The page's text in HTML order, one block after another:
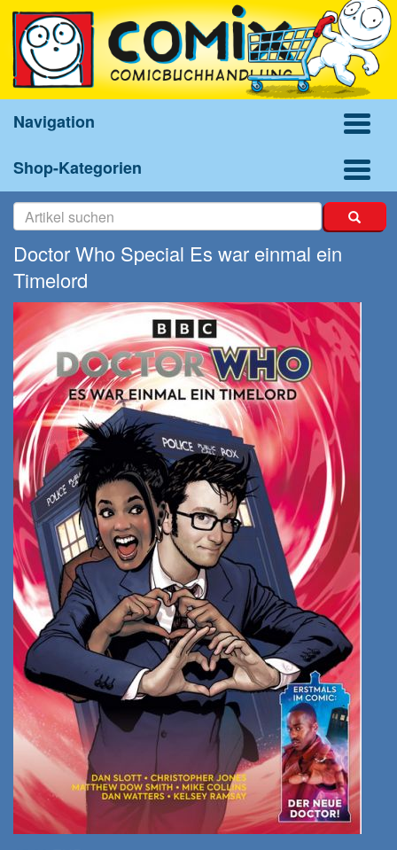
Navigation
Shop-Kategorien
Doctor Who Special Es war einmal ein
Timelord